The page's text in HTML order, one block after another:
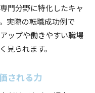
門分野に特化したキャ
実際の転職成功例で
ップや働きやすい職場
見られます。
される力